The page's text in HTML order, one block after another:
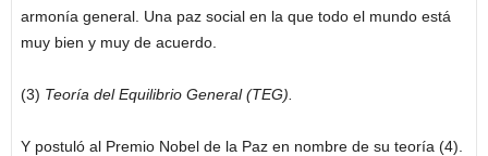
armonía general. Una paz social en la que todo el mundo está
muy bien y muy de acuerdo.
(3) Teoría del Equilibrio General (TEG).
Y postuló al Premio Nobel de la Paz en nombre de su teoría (4).